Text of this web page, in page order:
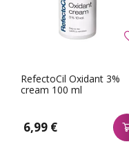
RefectoCil Oxidant 3%
cream 100 ml
6,99 €